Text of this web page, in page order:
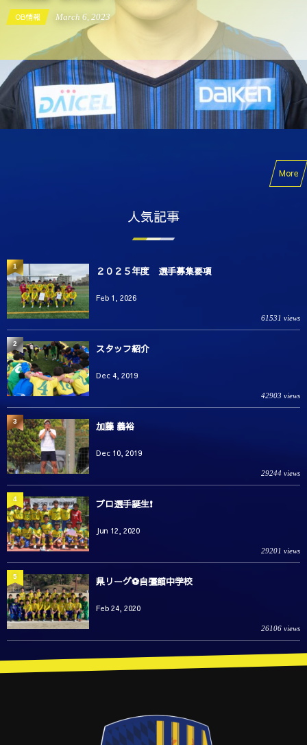
OB情報 March 6 2023
More
人気記事
２０２５年度 選手募集要項
Feb 1, 2026
61531 views
1
スタッフ紹介
Dec 4, 2019
42903 views
2
加藤 義裕
Dec 10, 2019
29244 views
3
プロ選手誕生❗️
Jun 12, 2020
29201 views
4
県リーグ⚽️自彊館中学校
Feb 24, 2020
26106 views
5